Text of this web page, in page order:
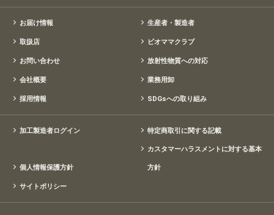
お届け情報 生産者・製造者
取扱店 ビオママクラブ
お問い合わせ 放射性物質への対応
会社概要 業務用卸
採用情報 SDGsへの取り組み
加工製造者ログイン 特定商取引に関する記載
個人情報保護方針
カスタマーハラスメントに対する基本
方針
サイトポリシー